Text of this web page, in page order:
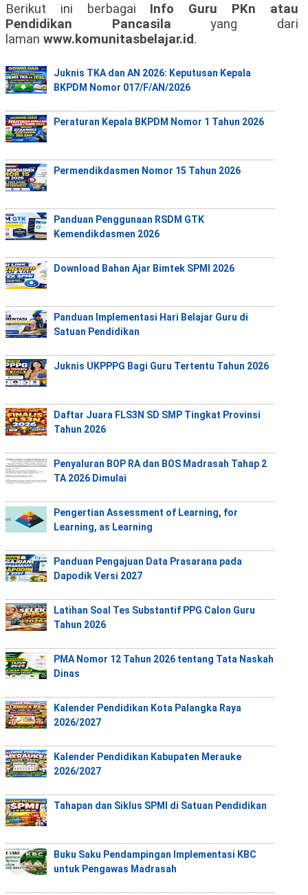
Berikut ini berbagai Info Guru PKn atau
Pendidikan Pancasila yang dari
laman www.komunitasbelajar.id.
Juknis TKA dan AN 2026: Keputusan Kepala
BKPDM Nomor 017/F/AN/2026
Peraturan Kepala BKPDM Nomor 1 Tahun 2026
Permendikdasmen Nomor 15 Tahun 2026
Panduan Penggunaan RSDM GTK
Kemendikdasmen 2026
Download Bahan Ajar Bimtek SPMI 2026
Panduan Implementasi Hari Belajar Guru di
Satuan Pendidikan
Juknis UKPPPG Bagi Guru Tertentu Tahun 2026
Daftar Juara FLS3N SD SMP Tingkat Provinsi
Tahun 2026
Penyaluran BOP RA dan BOS Madrasah Tahap 2
TA 2026 Dimulai
Pengertian Assessment of Learning, for
Learning, as Learning
Panduan Pengajuan Data Prasarana pada
Dapodik Versi 2027
Latihan Soal Tes Substantif PPG Calon Guru
Tahun 2026
PMA Nomor 12 Tahun 2026 tentang Tata Naskah
Dinas
Kalender Pendidikan Kota Palangka Raya
2026/2027
Kalender Pendidikan Kabupaten Merauke
2026/2027
Tahapan dan Siklus SPMI di Satuan Pendidikan
Buku Saku Pendampingan Implementasi KBC
untuk Pengawas Madrasah